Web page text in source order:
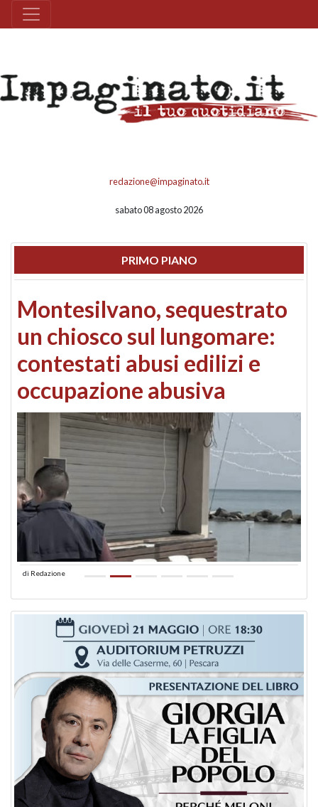
redazione@impaginato.it
sabato 08 agosto 2026
PRIMO PIANO
Montesilvano, sequestrato
un chiosco sul lungomare:
contestati abusi edilizi e
occupazione abusiva
di Redazione